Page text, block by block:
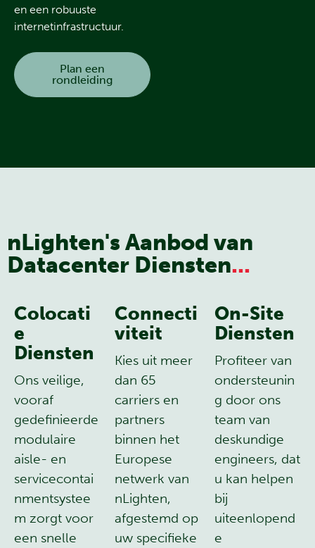
en een robuuste
internetinfrastructuur.
Plan een
rondleiding
nLighten's Aanbod van
Datacenter Diensten...
Colocati
e
Diensten
Ons veilige,
vooraf
gedefinieerde
modulaire
aisle- en
servicecontai
nmentsystee
m zorgt voor
een snelle
Connecti
viteit
Kies uit meer
dan 65
carriers en
partners
binnen het
Europese
netwerk van
nLighten,
afgestemd op
uw specifieke
On-Site
Diensten
Profiteer van
ondersteunin
g door ons
team van
deskundige
engineers, dat
u kan helpen
bij
uiteenlopend
e